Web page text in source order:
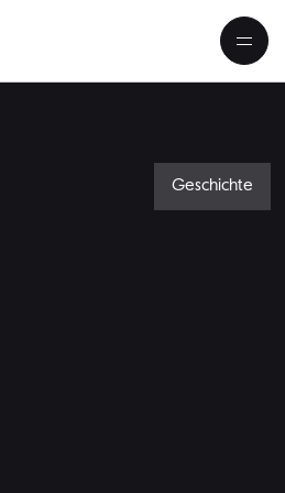
Geschichte